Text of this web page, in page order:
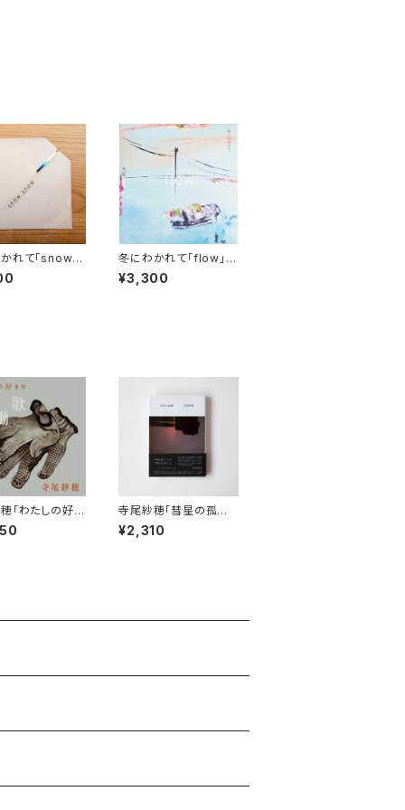
れて「snow s
定シングル【C
御礼
冬にわかれて「flow」
【CD】
¥3,300
「わたしの好き
【LP】
寺尾紗穂「彗星の孤独」
【本】
¥2,310